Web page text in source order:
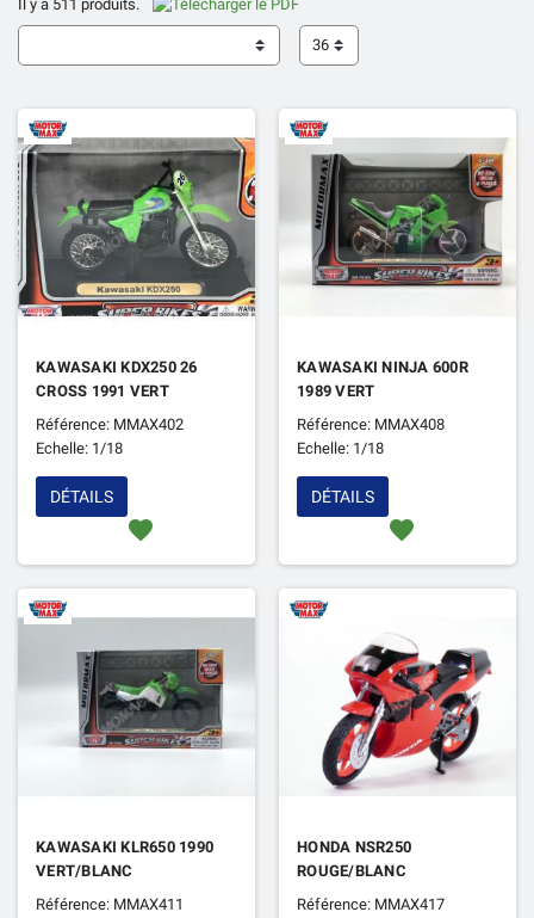
Il y a 511 produits.
36
KAWASAKI KDX250 26
CROSS 1991 VERT
Référence: MMAX402
Echelle: 1/18
favorite
DÉTAILS
KAWASAKI NINJA 600R
1989 VERT
Référence: MMAX408
Echelle: 1/18
favorite
DÉTAILS
KAWASAKI KLR650 1990
VERT/BLANC
Référence: MMAX411
HONDA NSR250
ROUGE/BLANC
Référence: MMAX417